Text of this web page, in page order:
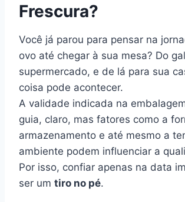
Frescura?
Você já parou para pensar na
ovo até chegar à sua mesa? Do
supermercado, e de lá para sua
coisa pode acontecer.
A validade indicada na
guia, claro, mas fatores como a
armazenamento e até mesmo a
ambiente podem influenciar a
Por isso, confiar apenas na data
ser um tiro no pé.